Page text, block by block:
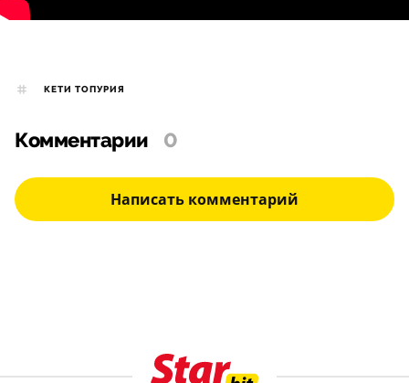
КЕТИ ТОПУРИЯ
Комментарии 0
Написать комментарий